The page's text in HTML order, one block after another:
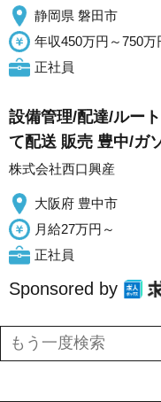
静岡県 磐田市
年収450万円～750万
正社員
設備管理/配達/ルー
て配送 販売 豊中/ガ
株式会社西口興産
大阪府 豊中市
月給27万円～
正社員
Sponsored by